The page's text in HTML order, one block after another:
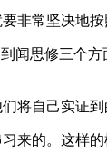
常坚决地按
思修三个方
自己实证到
的。这样的